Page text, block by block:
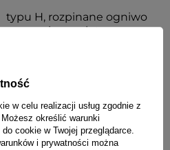
typu H, rozpinane ogniwo
bransolety
w celu realizacji usług zgodnie z
. Możesz określić warunki
cookie w Twojej przeglądarce.
i prywatności można